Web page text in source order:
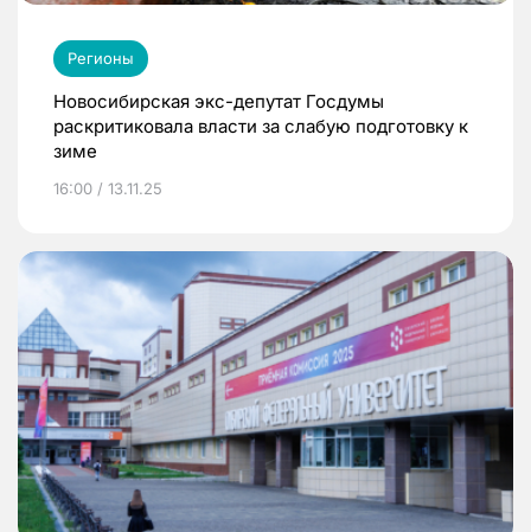
Регионы
Новосибирская экс-депутат Госдумы
раскритиковала власти за слабую подготовку к
зиме
16:00 / 13.11.25